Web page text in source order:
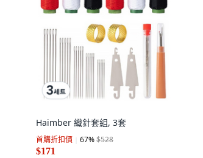
Haimber 織針套組, 3套
首購折扣價 67%$528
$171